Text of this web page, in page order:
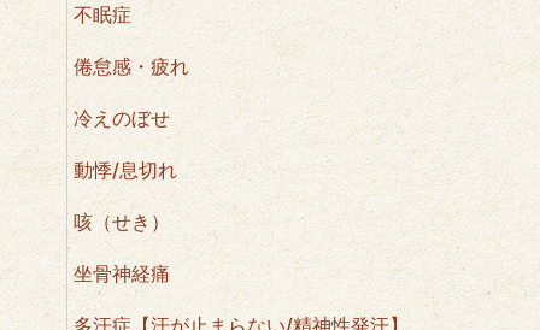
不眠症
倦怠感・疲れ
冷えのぼせ
動悸/息切れ
咳（せき）
坐骨神経痛
多汗症【汗が止まらない/精神性発汗】